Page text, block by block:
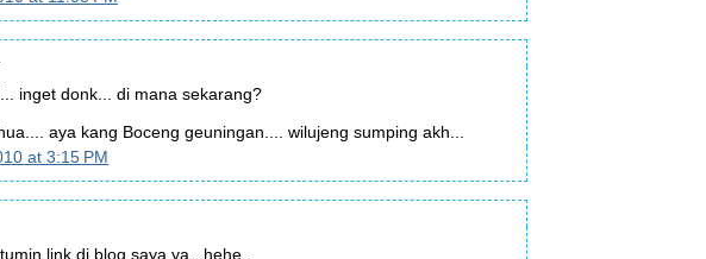
inget donk... di mana sekarang?
aya kang Boceng geuningan.... wilujeng sumping akh...
at 3:15 PM
link di blog saya ya...hehe..